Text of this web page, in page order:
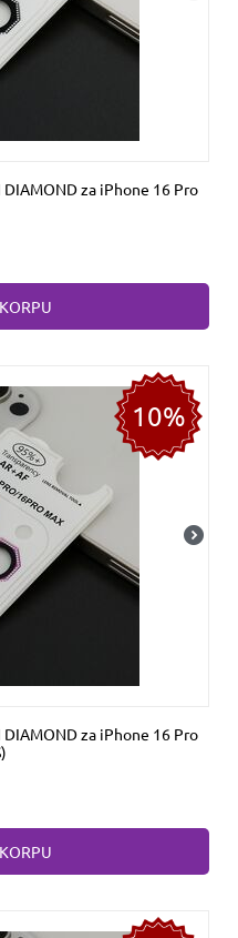
za iPhone 16 Pro
10%
za iPhone 16 Pro